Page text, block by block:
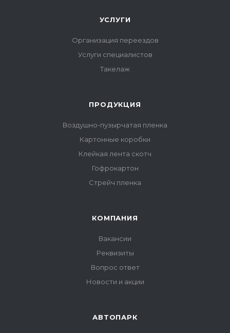
УСЛУГИ
Организация переездов
Услуги специалистов
Такелаж
ПРОДУКЦИЯ
Воздушно-пузырчатая пленка
Картонные коробки
Клейкая лента скотч
Гофрокартон
Стрейч пленка
КОМПАНИЯ
Вакансии
Реквизиты
Вопрос ответ
Новости и акции
АВТОПАРК